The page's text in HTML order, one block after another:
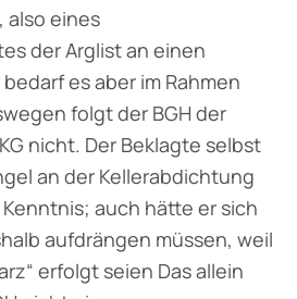
also eines
der Arglist an einen
es aber im Rahmen
folgt der BGH der
nicht. Der Beklagte selbst
an der Kellerabdichtung
auch hätte er sich
aufdrängen müssen, weil
erfolgt seien Das allein